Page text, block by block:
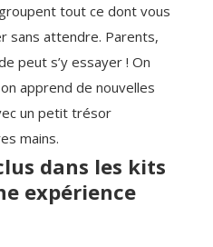
tout ce dont vous
sans attendre. Parents,
peut s’y essayer ! On
apprend de nouvelles
un petit trésor
mains.
dans les kits
expérience